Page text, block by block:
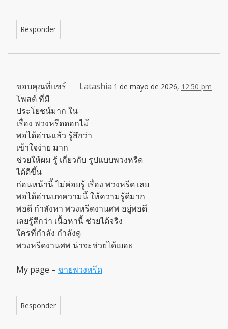
Responder
Latashia 1 de mayo de 2026, 12:50 pm
ขอบคุณที่แชร์
โพสต์ ที่มี
ประโยชน์มาก ใน
เรื่อง พวงหรีดดอกไม้
พอได้อ่านแล้ว รู้สึกว่า
เข้าใจง่าย มาก
ช่วยให้ผม รู้ เกี่ยวกับ รูปแบบพวงหรีด
ได้ดีขึ้น
ก่อนหน้านี้ ไม่ค่อยรู้ เรื่อง พวงหรีด เลย
พอได้อ่านบทความนี้ ให้ความรู้ดีมาก
พอดี กำลังหา พวงหรีดงานศพ อยู่พอดี
เลยรู้สึกว่า เนื้อหานี้ ช่วยได้จริง
ใครที่กำลัง กำลังดู
พวงหรีดงานศพ น่าจะช่วยได้เยอะ
My page – ขายพวงหรีด
Responder